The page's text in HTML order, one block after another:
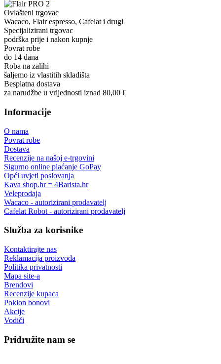
Ovlašteni trgovac
Wacaco, Flair espresso, Cafelat i drugi
Specijalizirani trgovac
podrška prije i nakon kupnje
Povrat robe
do 14 dana
Roba na zalihi
šaljemo iz vlastitih skladišta
Besplatna dostava
za narudžbe u vrijednosti iznad 80,00 €
Informacije
O nama
Povrat robe
Dostava
Recenzije na našoj e-trgovini
Sigurno online plaćanje GoPay
Opći uvjeti poslovanja
Kava shop.hr = 4Barista.hr
Veleprodaja
Wacaco - autorizirani prodavatelj
Cafelat Robot - autorizirani prodavatelj
Služba za korisnike
Kontaktirajte nas
Reklamacija proizvoda
Politika privatnosti
Mapa site-a
Brendovi
Recenzije kupaca
Poklon bonovi
Akcije
Vodiči
Pridružite nam se